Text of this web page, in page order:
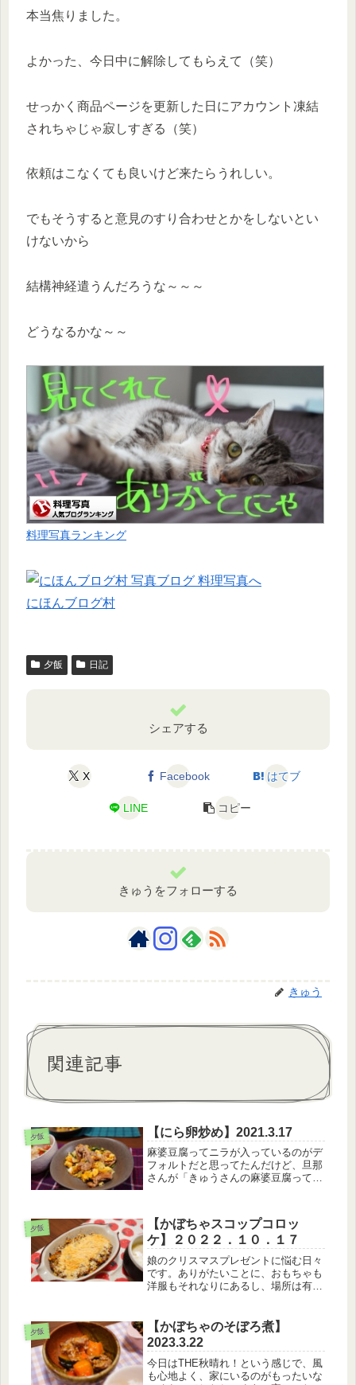
本当焦りました。
よかった、今日中に解除してもらえて（笑）
せっかく商品ページを更新した日にアカウント凍結
されちゃじゃ寂しすぎる（笑）
依頼はこなくても良いけど来たらうれしい。
でもそうすると意見のすり合わせとかをしないとい
けないから
結構神経遣うんだろうな～～～
どうなるかな～～
料理写真ランキング
にほんブログ村
夕飯 日記
シェアする
X Facebook はてブ
LINE コピー
きゅうをフォローする
きゅう
関連記事
夕飯 【にら卵炒め】2021.3.17
麻婆豆腐ってニラが入っているのがデ
フォルトだと思ってたんだけど、旦那
さんが「きゅうさんの麻婆豆腐ってニ
え、、、、ニラ入ってるもんじゃない
の？ｗ【3月17日のメニュー】・白
米・豚コマ...
夕飯
【かぼちゃスコップコロッ
ケ】２０２２．１０．１７
娘のクリスマスプレゼントに悩む日々
です。ありがたいことに、おもちゃも
洋服もそれなりにあるし、場所は有限
頑張って考えています。【１０月１７
日のメニュー】・白米・かぼちゃのス
コ...
夕飯
【かぼちゃのそぼろ煮】
2023.3.22
今日はTHE秋晴れ！という感じで、風
も心地よく、家にいるのがもったいな